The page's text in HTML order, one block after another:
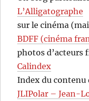
L’Alligatographe
sur le cinéma
BDFF (cinéma
photos d’acteurs
Calindex
Index du contenu
JLIPolar – Jean-